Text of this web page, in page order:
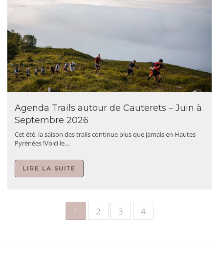
Agenda Trails autour de Cauterets – Juin à
Septembre 2026
Cet été, la saison des trails continue plus que jamais en Hautes
Pyrénées !Voici le…
LIRE LA SUITE
1 2 3 4